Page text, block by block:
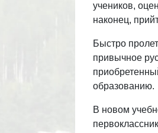
учеников,
наконец,
Быстро
привычное
образованию.
В новом